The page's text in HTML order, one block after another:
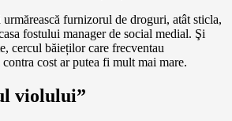
furnizorul de droguri, atât sticla,
fostului manager de social medial. Şi
cercul băieților care frecventau
cost ar putea fi mult mai mare.
violului”